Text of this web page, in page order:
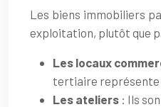
Les biens immobiliers
exploitation, plutôt que
Les locaux
tertiaire représente
Les ateliers : Ils